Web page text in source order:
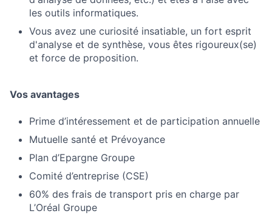
les outils informatiques.
Vous avez une curiosité insatiable, un fort esprit
d'analyse et de synthèse, vous êtes rigoureux(se)
et force de proposition.
Vos avantages
Prime d’intéressement et de participation annuelle
Mutuelle santé et Prévoyance
Plan d’Epargne Groupe
Comité d’entreprise (CSE)
60% des frais de transport pris en charge par
L’Oréal Groupe